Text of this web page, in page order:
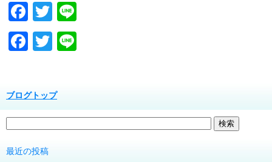
Facebook
Twitter
Facebook
Twitter
ブログトップ
最近の投稿